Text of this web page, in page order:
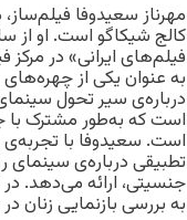
مهرناز سعیدوفا
به عنوان یکی از
درباره‌ی سیر تحول سینمای
است که به‌طور مشترک با
است. سعیدوفا با
تطبیقی درباره‌ی سینمای
جنسیتی، ارائه می‌دهد.
به بررسی بازنمایی زنان